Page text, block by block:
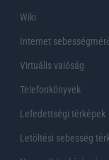
Wiki
Internet
Virtuális valóság
Telefonkönyvek
Lefedettségi térképek
Letöltési sebesség